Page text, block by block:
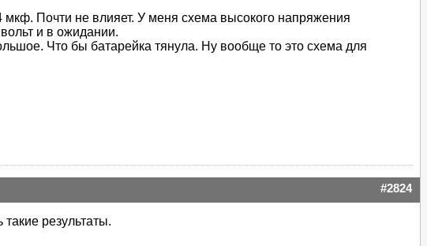
мкф. Почти не влияет. У меня схема высокого напряжения
и в ожидании.
Что бы батарейка тянула. Ну вообще то это схема для
#2824
результаты.